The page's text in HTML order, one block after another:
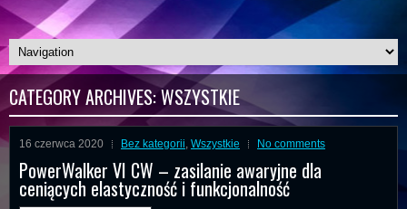
CATEGORY ARCHIVES:WSZYSTKIE
16 czerwca 2020 Bez kategorii, Wszystkie No comments
PowerWalker VI CW – zasilanie awaryjne dla
ceniących elastyczność i funkcjonalność